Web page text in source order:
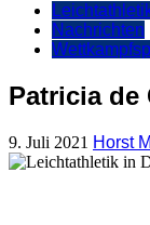
Nachrichten
Patricia de
9. Juli 2021 Horst